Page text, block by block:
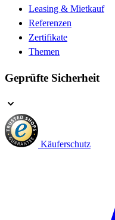
Leasing & Mietkauf
Referenzen
Zertifikate
Themen
Geprüfte Sicherheit
Käuferschutz